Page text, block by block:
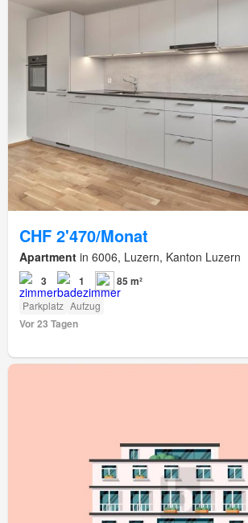
CHF 2'470/Monat
Apartment in 6006, Luzern, Kanton Luzern
3 1 85 m²
Parkplatz Aufzug
Vor 23 Tagen